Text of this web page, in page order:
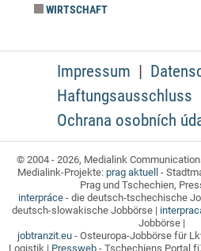
WIRTSCHAFT
Impressum
Haftungsausschluss
Ochrana osobních
© 2004 - 2026, Medialink
Medialink-Projekte: prag aktuell-
Prag und Tschechien,
interpráce- die deutsch-tschechische
deutsch-slowakische Jobbörse |
Jobbörse |
jobtranzit.eu- Osteuropa-Jobbörse für
Logistik | Pressweb - Tschechiens Portal